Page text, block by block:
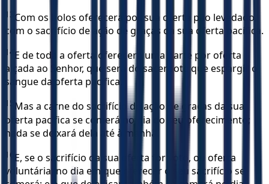
13 Com os bolos oferecerá por sua oferta pão levedado,
com o sacrifício de ação de graças da sua oferta pacífica.
14 E de toda a oferta oferecerá uma parte por oferta
alçada ao Senhor, que será do sacerdote que espargir o
sangue da oferta pacífica.
15 Mas a carne do sacrifício de ação de graças da sua
oferta pacífica se comerá no dia do seu oferecimento;
nada se deixará dela até à manhã.
16 E, se o sacrifício da sua oferta for voto, ou oferta
voluntária, no dia em que oferecer o seu sacrifício se